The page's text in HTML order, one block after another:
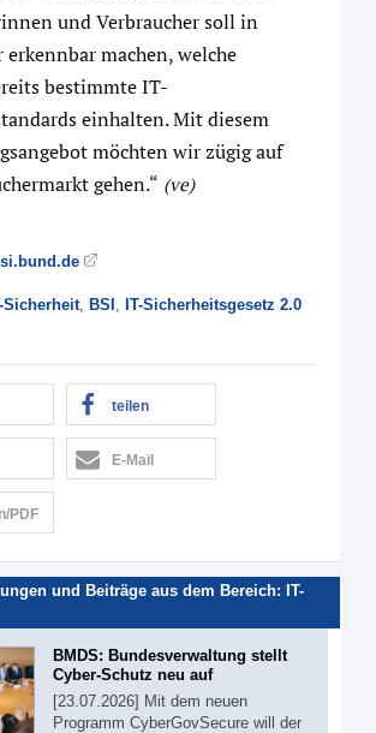
und Verbraucher soll in
machen, welche
bestimmte IT-
einhalten. Mit diesem
möchten wir zügig auf
gehen.“ (ve)
Sicherheit, BSI , IT-Sicherheitsgesetz 2.0
teilen
E-Mail
PDF
und Beiträge aus dem Bereich: IT-
BMDS: Bundesverwaltung stellt
Cyber-Schutz neu auf
[23.07.2026] Mit dem neuen
Programm CyberGovSecure will der